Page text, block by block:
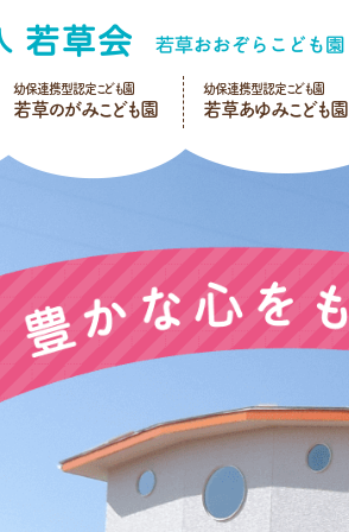
幼保連携型認定こども園
若草のがみこども園
幼保連携型認定こども園
若草あゆみこども園